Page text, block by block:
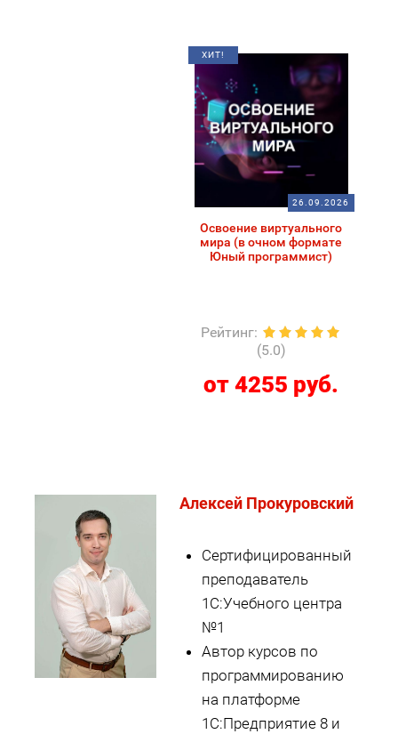
ХИТ!
26.09.2026
Освоение виртуального
мира (в очном формате
Юный программист)
Рейтинг:
(5.0)
от 4255 руб.
Алексей Прокуровский
Сертифицированный
преподаватель
1С:Учебного центра
№1
Автор курсов по
программированию
на платформе
1С:Предприятие 8 и